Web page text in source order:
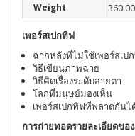
Weight
เพอร์สเปกทิฟ
ฉากหลังที่ไม่ใช้เพอร์สเป
วิธีเขียนภาพฉาย
วิธีคิดเรื่องระดับสายตา
โลกที่มนุษย์มองเห็น
เพอร์สเปกทิฟที่พลาดกันไ
การถ่ายทอดรายละเอียดขอ